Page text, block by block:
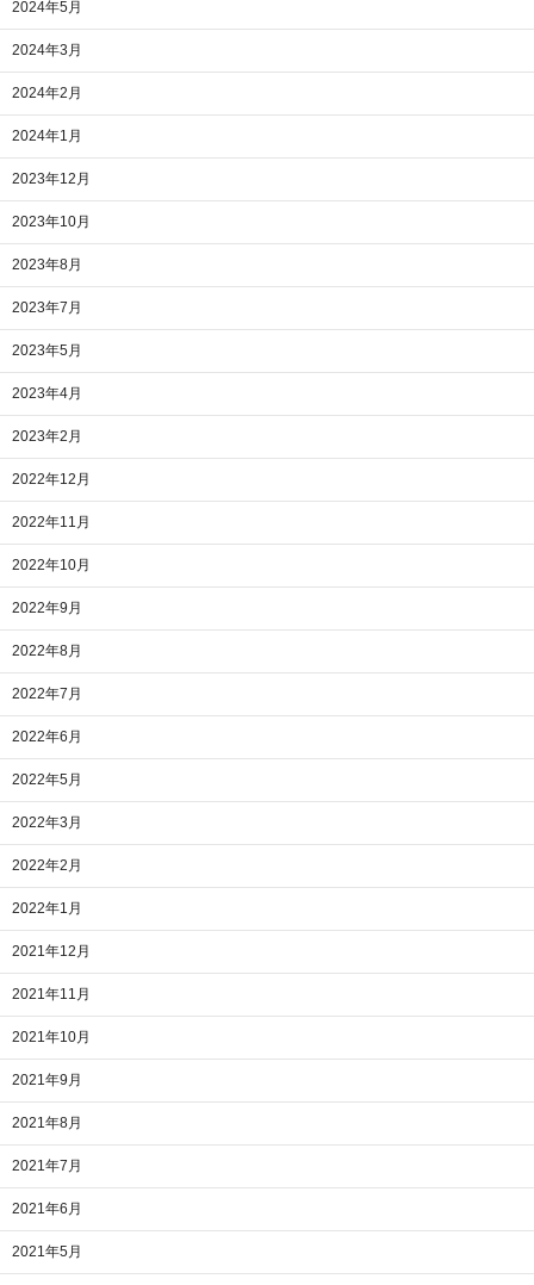
2024年5月
2024年3月
2024年2月
2024年1月
2023年12月
2023年10月
2023年8月
2023年7月
2023年5月
2023年4月
2023年2月
2022年12月
2022年11月
2022年10月
2022年9月
2022年8月
2022年7月
2022年6月
2022年5月
2022年3月
2022年2月
2022年1月
2021年12月
2021年11月
2021年10月
2021年9月
2021年8月
2021年7月
2021年6月
2021年5月